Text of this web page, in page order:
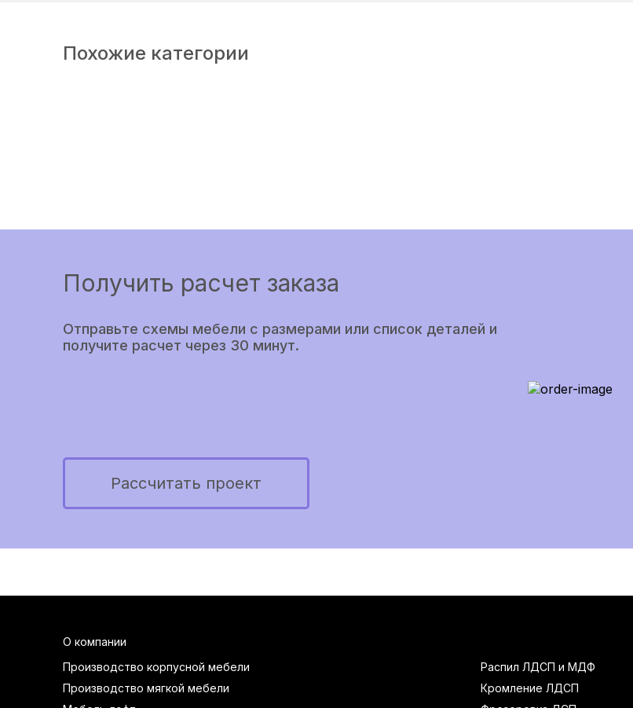
Похожие категории
Получить расчет заказа
Отправьте схемы мебели с размерами или список деталей и
получите расчет через 30 минут.
Рассчитать проект
О компании
Производство корпусной мебели
Производство мягкой мебели
Распил ЛДСП и МДФ
Кромление ЛДСП